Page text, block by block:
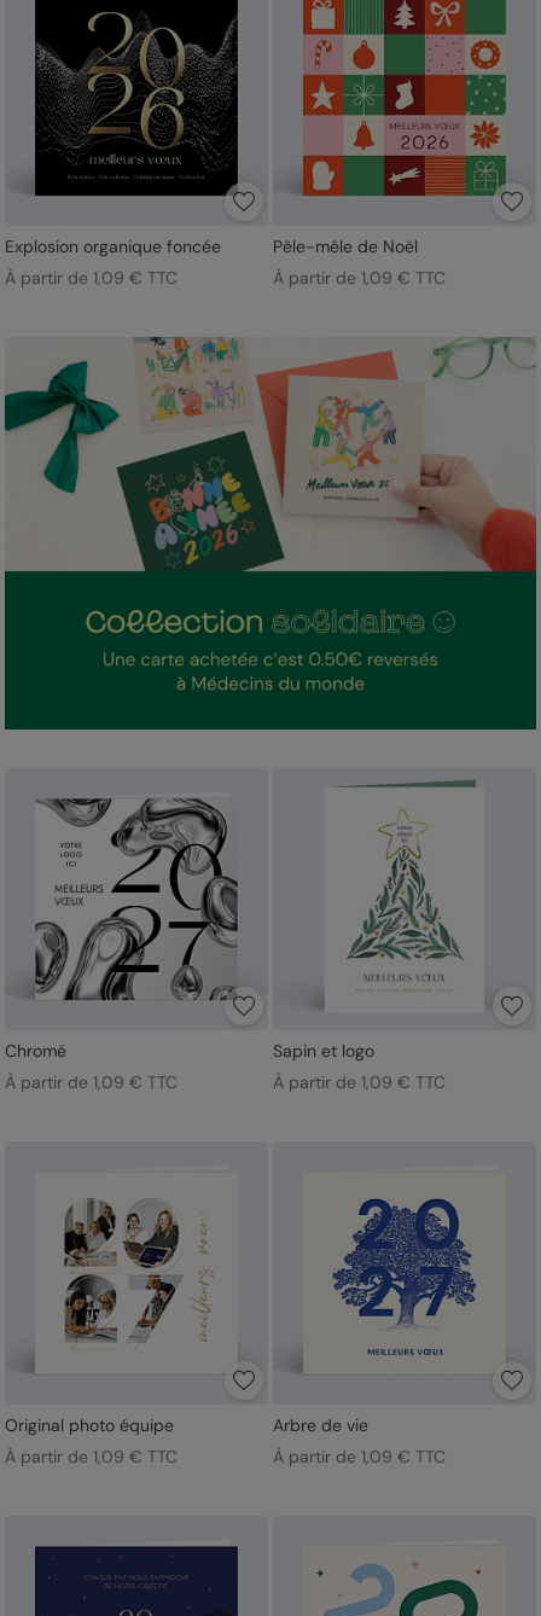
Explosion organique foncée
À partir de 1,09 € TTC
Pêle-mêle de Noël
À partir de 1,09 € TTC
Chromé
À partir de 1,09 € TTC
Sapin et logo
À partir de 1,09 € TTC
Original photo équipe
À partir de 1,09 € TTC
Arbre de vie
À partir de 1,09 € TTC